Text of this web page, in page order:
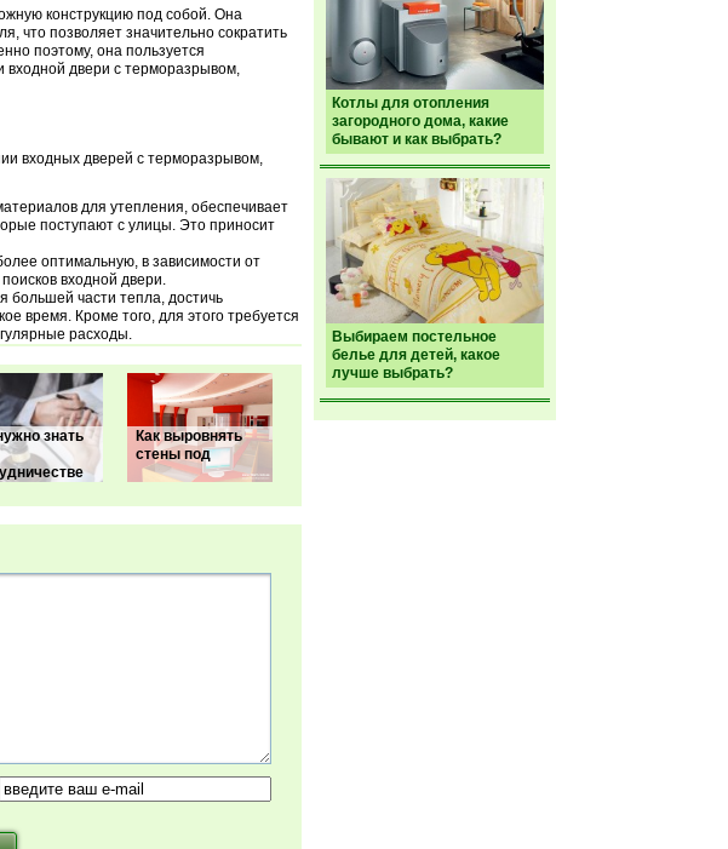
Котлы для отопления
загородного дома, какие
бывают и как выбрать?
Выбираем постельное
белье для детей, какое
лучше выбрать?
конструкцию под собой. Она
что позволяет значительно сократить
поэтому, она пользуется
входной двери с терморазрывом,
входных дверей с терморазрывом,
для утепления, обеспечивает
поступают с улицы. Это приносит
оптимальную, в зависимости от
входной двери.
большей части тепла, достичь
время. Кроме того, для этого требуется
расходы.
знать
Как выровнять
стены под